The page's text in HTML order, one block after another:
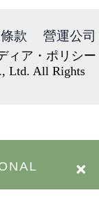
款 營運公司
ィア・ポリシー
Ltd. All Rights